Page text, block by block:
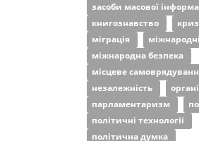
засоби масової
книгознавство
міграція
міжнародна безпека
місцеве
незалежність
парламентаризм
політичні технології
політична думка